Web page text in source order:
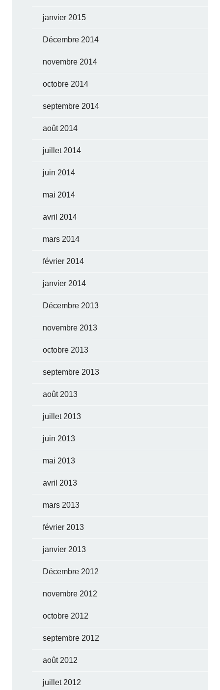
janvier 2015
Décembre 2014
novembre 2014
octobre 2014
septembre 2014
août 2014
juillet 2014
juin 2014
mai 2014
avril 2014
mars 2014
février 2014
janvier 2014
Décembre 2013
novembre 2013
octobre 2013
septembre 2013
août 2013
juillet 2013
juin 2013
mai 2013
avril 2013
mars 2013
février 2013
janvier 2013
Décembre 2012
novembre 2012
octobre 2012
septembre 2012
août 2012
juillet 2012